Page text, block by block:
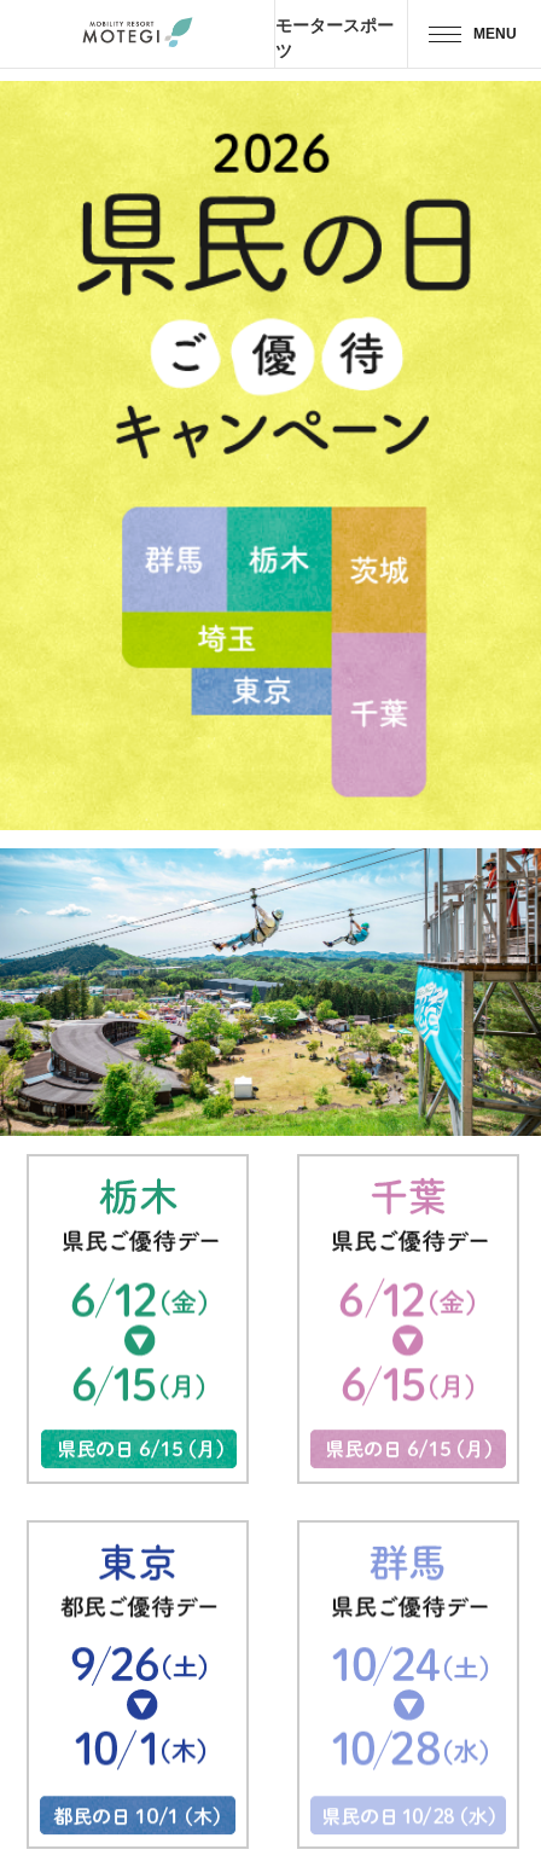
モータースポー
ツ
MENU
トップページ CH
アトラクション・アクティビティ
モーター スポーツ
キャンプ
グッズ＆
待ち時間案内
イベント
営業時間 料金・チケット
場内マップ アクセス
サービスガイド アンケート